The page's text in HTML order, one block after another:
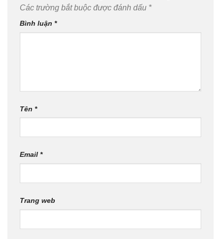
Các trường bắt buộc được đánh dấu *
Bình luận *
Tên *
Email *
Trang web